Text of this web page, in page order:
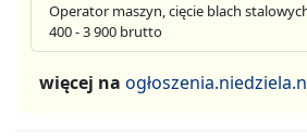
Operator maszyn, cięcie blach
400 - 3 900 brutto
więcej na